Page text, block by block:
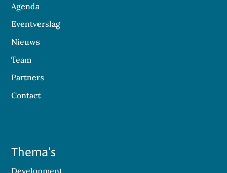
Agenda
Eventverslag
Nieuws
Team
Partners
Contact
Thema’s
Development